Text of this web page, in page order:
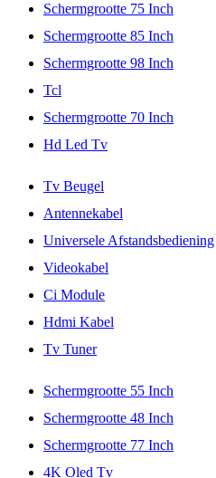
Schermgrootte 75 Inch
Schermgrootte 85 Inch
Schermgrootte 98 Inch
Tcl
Schermgrootte 70 Inch
Hd Led Tv
Tv Beugel
Antennekabel
Universele Afstandsbediening
Videokabel
Ci Module
Hdmi Kabel
Tv Tuner
Schermgrootte 55 Inch
Schermgrootte 48 Inch
Schermgrootte 77 Inch
4K Oled Tv